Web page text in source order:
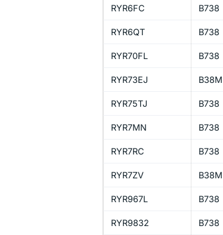
RYR6FC B738
RYR6QT B738
RYR70FL B738
RYR73EJ B38M
RYR75TJ B738
RYR7MN B738
RYR7RC B738
RYR7ZV B38M
RYR967L B738
RYR9832 B738